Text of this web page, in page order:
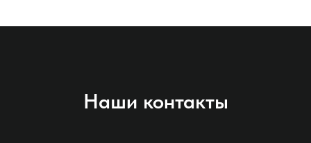
Наши контакты